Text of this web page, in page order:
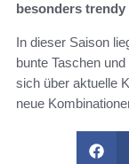
besonders
In dieser Saison
bunte Taschen
sich über aktuelle
neue